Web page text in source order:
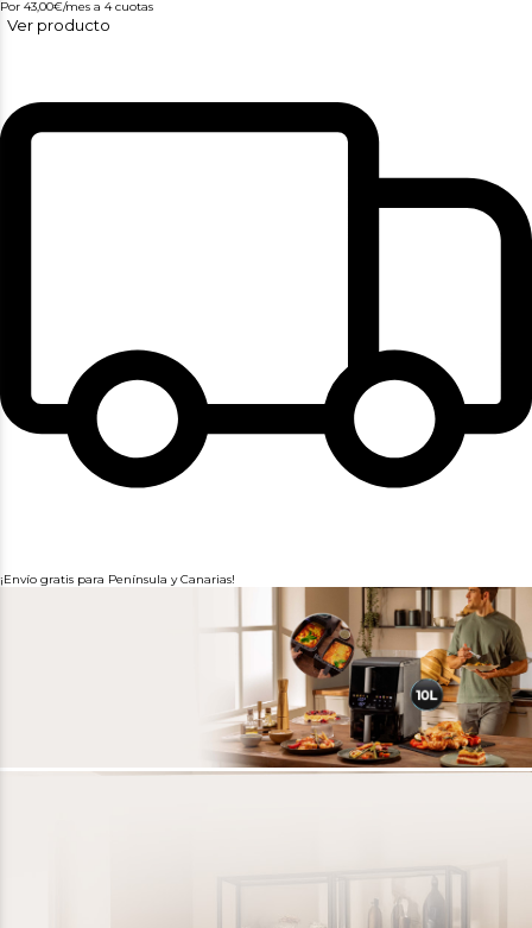
Por 43,00€/mes a 4 cuotas
Ver producto
¡Envío gratis para Península y Canarias!